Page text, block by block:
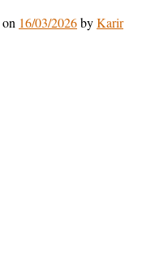
on 16/03/2026byKarir